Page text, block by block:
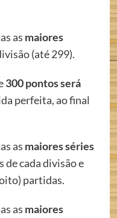
as maiores
(até 299).
300 pontos será
perfeita, ao final
as maiores séries
de cada divisão e
partidas.
as maiores